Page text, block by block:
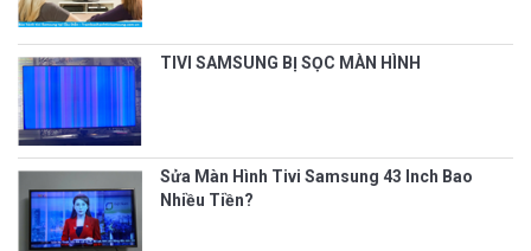
TIVI SAMSUNG BỊ SỌC MÀN HÌNH
Sửa Màn Hình Tivi Samsung 43 Inch Bao
Nhiều Tiền?